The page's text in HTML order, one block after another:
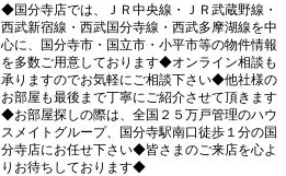
◆国分寺店では、ＪＲ中央線・ＪＲ武蔵野線・
西武新宿線・西武国分寺線・西武多摩湖線を中
心に、国分寺市・国立市・小平市等の物件情報
を多数ご用意しております◆オンライン相談も
承りますのでお気軽にご相談下さい◆他社様の
お部屋も最後まで丁寧にご紹介させて頂きます
◆お部屋探しの際は、全国２５万戸管理のハウ
スメイトグループ、国分寺駅南口徒歩１分の国
分寺店にお任せ下さい◆皆さまのご来店を心よ
りお待ちしております◆